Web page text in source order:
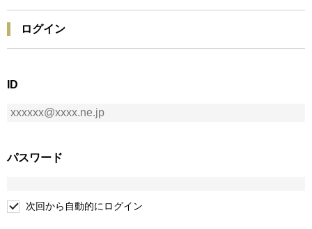
ログイン
ID
パスワード
次回から自動的にログイン